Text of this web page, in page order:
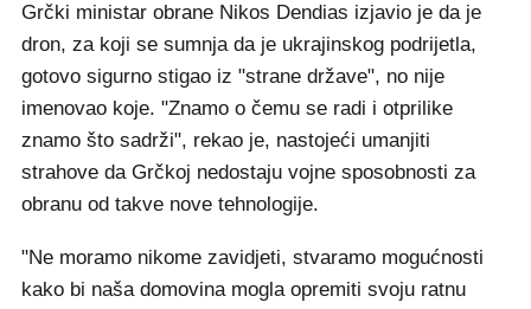
Grčki ministar obrane Nikos Dendias izjavio je da je
dron, za koji se sumnja da je ukrajinskog podrijetla,
gotovo sigurno stigao iz "strane države", no nije
imenovao koje. "Znamo o čemu se radi i otprilike
znamo što sadrži", rekao je, nastojeći umanjiti
strahove da Grčkoj nedostaju vojne sposobnosti za
obranu od takve nove tehnologije.
"Ne moramo nikome zavidjeti, stvaramo mogućnosti
kako bi naša domovina mogla opremiti svoju ratnu